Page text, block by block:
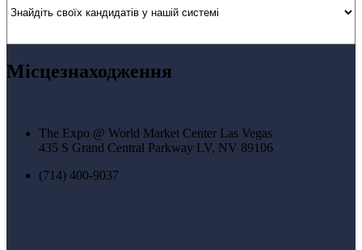
Місцезнаходження
The Expo @ World Market Center Las Vegas
435 S Grand Central Parkway LV, NV 89106
(714) 400-9037